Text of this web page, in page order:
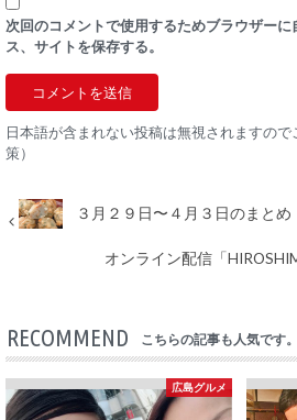
次回のコメントで使用するためブラウザー
ス、サイトを保存する。
日本語が含まれない投稿は無視されますの
策）
３月２９日〜４月３日のまとめ
オンライン配信「
RECOMMEND こちらの記事も人気です。
広島グルメ